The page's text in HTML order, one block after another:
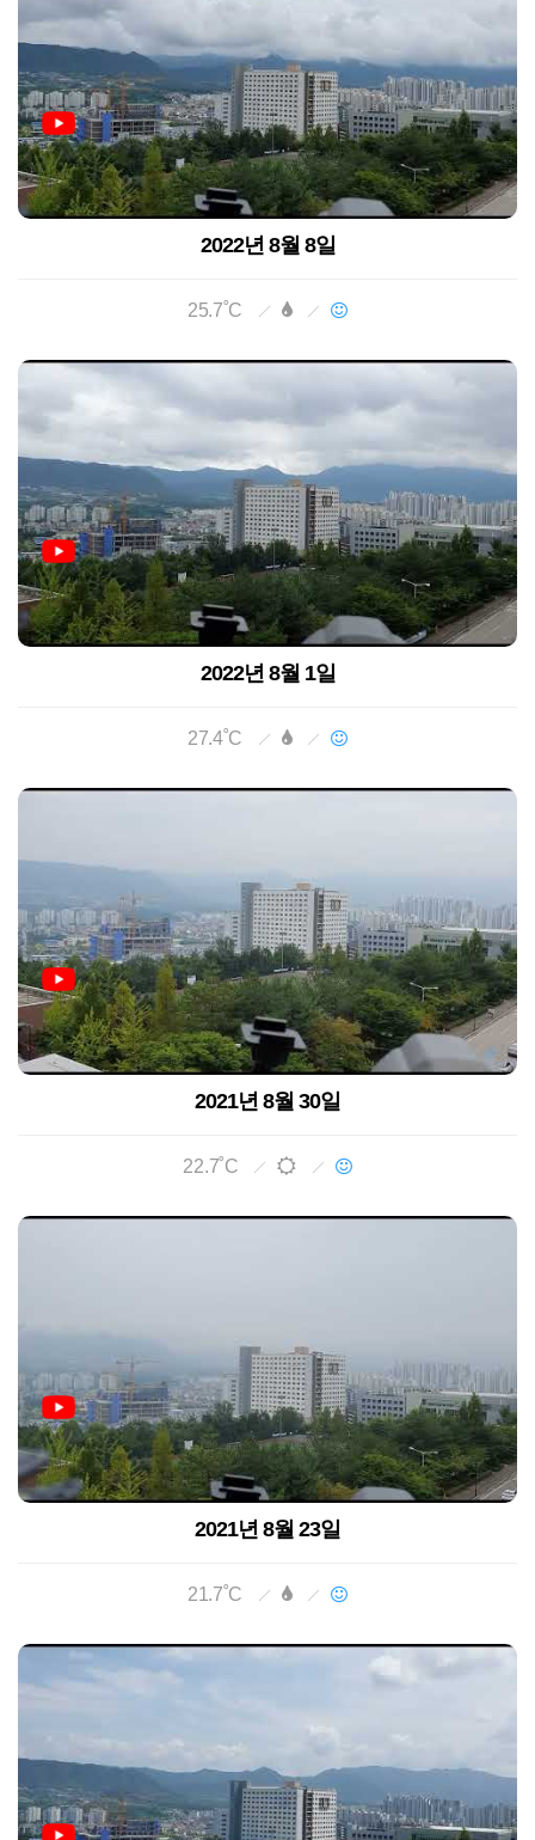
2022년 8월 8일
25.7˚C
2022년 8월 1일
27.4˚C
2021년 8월 30일
22.7˚C
2021년 8월 23일
21.7˚C